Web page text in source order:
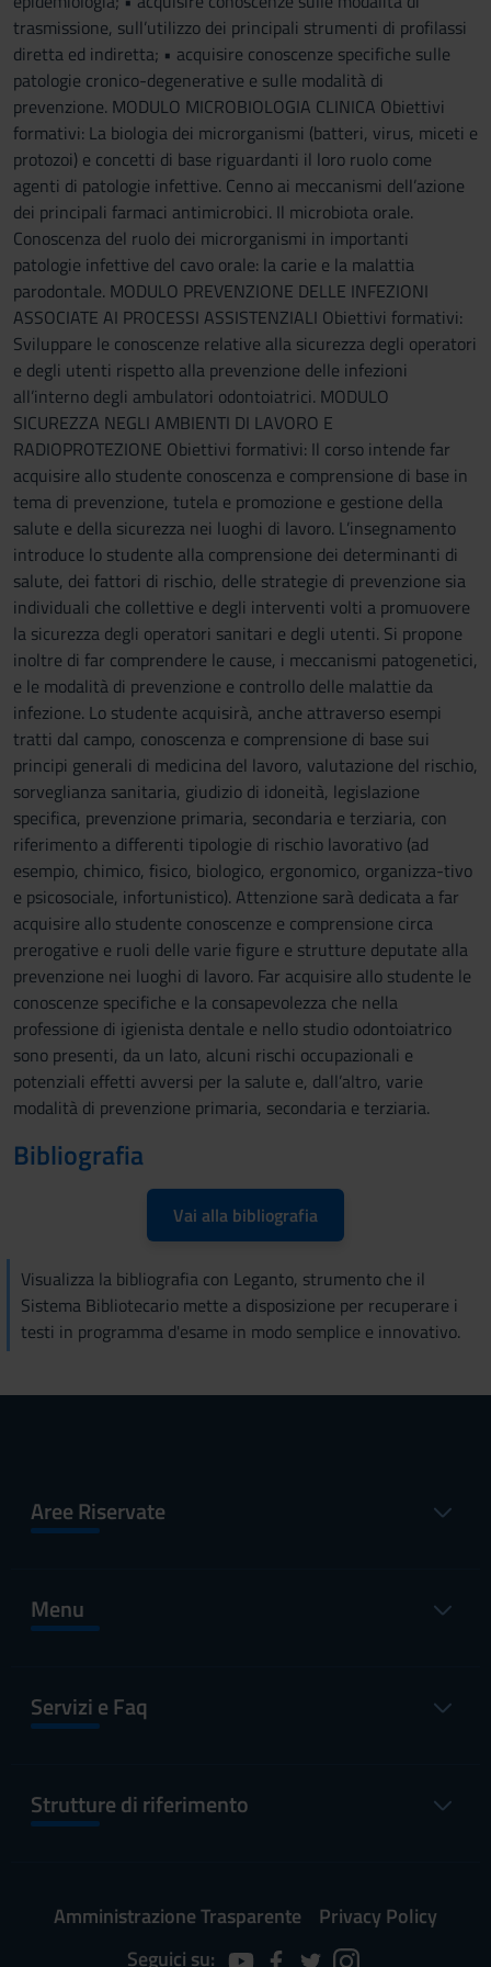
trasmissione, sull’utilizzo dei principali strumenti di profilassi
diretta ed indiretta; • acquisire conoscenze specifiche sulle
patologie cronico-degenerative e sulle modalità di
prevenzione. MODULO MICROBIOLOGIA CLINICA Obiettivi
formativi: La biologia dei microrganismi (batteri, virus, miceti e
protozoi) e concetti di base riguardanti il loro ruolo come
agenti di patologie infettive. Cenno ai meccanismi dell’azione
dei principali farmaci antimicrobici. Il microbiota orale.
Conoscenza del ruolo dei microrganismi in importanti
patologie infettive del cavo orale: la carie e la malattia
parodontale. MODULO PREVENZIONE DELLE INFEZIONI
ASSOCIATE AI PROCESSI ASSISTENZIALI Obiettivi formativi:
Sviluppare le conoscenze relative alla sicurezza degli operatori
e degli utenti rispetto alla prevenzione delle infezioni
all’interno degli ambulatori odontoiatrici. MODULO
SICUREZZA NEGLI AMBIENTI DI LAVORO E
RADIOPROTEZIONE Obiettivi formativi: Il corso intende far
acquisire allo studente conoscenza e comprensione di base in
tema di prevenzione, tutela e promozione e gestione della
salute e della sicurezza nei luoghi di lavoro. L’insegnamento
introduce lo studente alla comprensione dei determinanti di
salute, dei fattori di rischio, delle strategie di prevenzione sia
individuali che collettive e degli interventi volti a promuovere
la sicurezza degli operatori sanitari e degli utenti. Si propone
inoltre di far comprendere le cause, i meccanismi patogenetici,
e le modalità di prevenzione e controllo delle malattie da
infezione. Lo studente acquisirà, anche attraverso esempi
tratti dal campo, conoscenza e comprensione di base sui
principi generali di medicina del lavoro, valutazione del rischio,
sorveglianza sanitaria, giudizio di idoneità, legislazione
specifica, prevenzione primaria, secondaria e terziaria, con
riferimento a differenti tipologie di rischio lavorativo (ad
esempio, chimico, fisico, biologico, ergonomico, organizza-tivo
e psicosociale, infortunistico). Attenzione sarà dedicata a far
acquisire allo studente conoscenze e comprensione circa
prerogative e ruoli delle varie figure e strutture deputate alla
prevenzione nei luoghi di lavoro. Far acquisire allo studente le
conoscenze specifiche e la consapevolezza che nella
professione di igienista dentale e nello studio odontoiatrico
sono presenti, da un lato, alcuni rischi occupazionali e
potenziali effetti avversi per la salute e, dall’altro, varie
modalità di prevenzione primaria, secondaria e terziaria.
Bibliografia
Vai alla bibliografia
Visualizza la bibliografia con Leganto, strumento che il
Sistema Bibliotecario mette a disposizione per recuperare i
testi in programma d'esame in modo semplice e innovativo.
Aree Riservate
Menu
Servizi e Faq
Strutture di riferimento
Amministrazione Trasparente
Privacy Policy
Seguici su: